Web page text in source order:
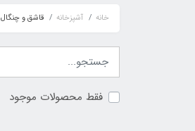
خانه آشپزخانه قاشق و چنگال
فقط محصولات موجود